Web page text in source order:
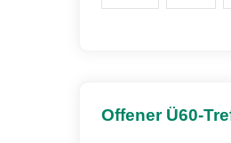
Offener Ü60-